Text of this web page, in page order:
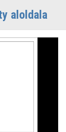
aloldala